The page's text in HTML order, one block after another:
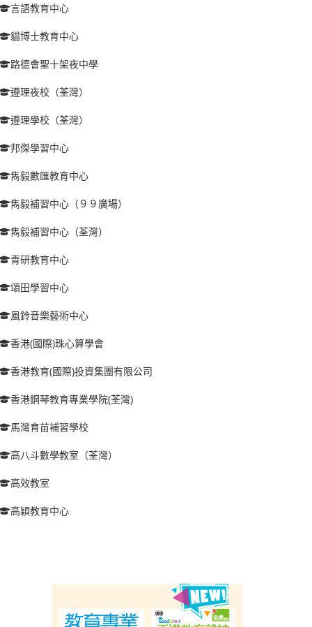
言語教育中心
貓博士教育中心
路德會聖十架夜中學
遵理夜校（荃灣）
遵理學校（荃灣）
邦傑學習中心
雋毅數匯教育中心
雋毅補習中心（９９廣場）
雋毅補習中心（荃灣）
青研教育中心
頌田學習中心
風鈴音樂藝術中心
香港(國際)珠心算學會
香港教育(國際)投資集團有限公司
香港鋼琴教育專業學院(荃灣)
馬灣育苗補習學校
高八斗數學教室（荃灣）
高效教室
高穎教育中心